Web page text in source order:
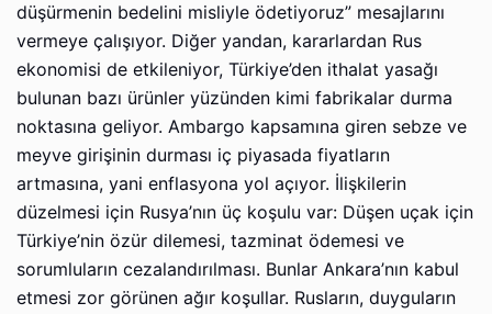
düşürmenin bedelini misliyle ödetiyoruz” mesajlarını
vermeye çalışıyor. Diğer yandan, kararlardan Rus
ekonomisi de etkileniyor, Türkiye’den ithalat yasağı
bulunan bazı ürünler yüzünden kimi fabrikalar durma
noktasına geliyor. Ambargo kapsamına giren sebze ve
meyve girişinin durması iç piyasada fiyatların
artmasına, yani enflasyona yol açıyor. İlişkilerin
düzelmesi için Rusya’nın üç koşulu var: Düşen uçak için
Türkiye’nin özür dilemesi, tazminat ödemesi ve
sorumluların cezalandırılması. Bunlar Ankara’nın kabul
etmesi zor görünen ağır koşullar. Rusların, duyguların